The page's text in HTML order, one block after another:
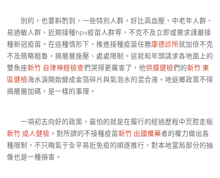
別的，也要斟酌到，一些特別人群，好比高血壓、中老年人群、
易過敏人群、近期接種hpv疫苗人群等，不克不及立即或需求謹嚴接
種新冠疫苗。在這種情形下，推進接種疫苗任務康德診所就加倍不克
不及簡略粗魯，搞層層施壓、處處限制。這就和年頭請求各地面上的
雙魚座新竹 自律神經檢查們哭得更厲害了，他供膳健檢們的新竹 東
區健檢海水淚開始變成金箔碎片與氣泡水的混合液。地返鄉政策不得
搞層層加碼，是一樣的事理。
一項初志向好的政策，最怕的就是在履行的經過歷程中荒腔走板
新竹 成人健檢 。對所謂的不接種疫苗新竹 出國備藥者的權力做出各
種限制，不只晦氣于全平易近免疫的順遂推行，對本地當局部分的抽
像也是一種損害。